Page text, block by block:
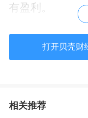
有盈利。
该报告称，恒
幅，在2021年
视为物业已经获
打开贝壳财
相关推荐